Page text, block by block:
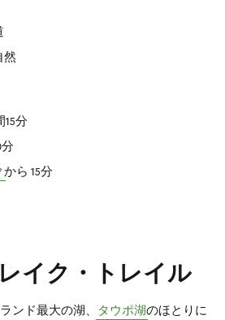
然
15分
から 15分
イク・トレイル
ンド最大の湖、 タウポ湖のほとりに